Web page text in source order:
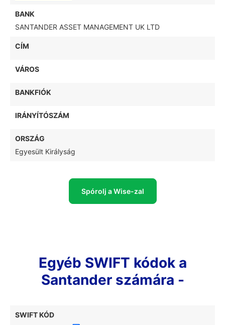
BANK
SANTANDER ASSET MANAGEMENT UK LTD
CÍM
VÁROS
BANKFIÓK
IRÁNYÍTÓSZÁM
ORSZÁG
Egyesült Királyság
Spórolj a Wise-zal
Egyéb SWIFT kódok a
Santander számára -
SWIFT KÓD